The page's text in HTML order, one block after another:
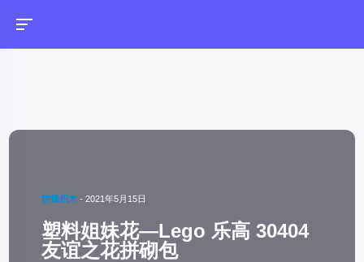
拼插积木 -2021年5月15日
塑料姐妹花—Lego 乐高 30404
友谊之花拼砌包